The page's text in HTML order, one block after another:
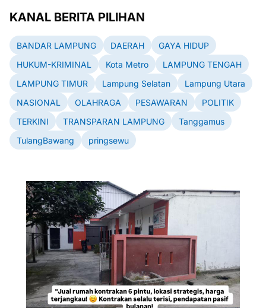
KANAL BERITA PILIHAN
BANDAR LAMPUNG DAERAH
GAYA HIDUP
HUKUM-KRIMINAL
Kota Metro
LAMPUNG TENGAH
LAMPUNG TIMUR
Lampung Selatan
Lampung Utara
NASIONAL
OLAHRAGA PESAWARAN
POLITIK
TERKINI
TRANSPARAN LAMPUNG
Tanggamus
TulangBawang
pringsewu